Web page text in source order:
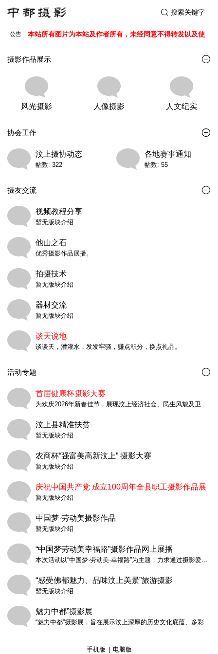
搜索关键字
公告
本站所有图片为本站及作者所有，未经同意不得转发以及使
用
摄影作品展示
风光摄影 人像摄影 人文纪实
协会工作
汶上摄协动态
帖数: 322
各地赛事通知
帖数: 55
摄友交流
视频教程分享
暂无版块介绍
他山之石
优秀摄影作品展播。
拍摄技术
暂无版块介绍
器材交流
暂无版块介绍
谈天说地
谈谈天，灌灌水，发发牢骚，赚点积分，换点礼品。
活动专题
首届健康杯摄影大赛
为欢庆2026年新春佳节，展现汶上经济社会、民生风貌及卫生战线发展成果，特举办汶上县首届“健康杯”迎新春过大年福星摄影进万家摄影大赛活动，挖掘群众向往美好生活的生动实践，通过广泛深入开展群众性摄影活动，记录健康幸福瞬间，展现经济社会发展成果，凝聚社会发展力量，丰富活跃群众文化生活，营造浓厚节庆氛围，增强群众的幸福感，使全县群众过一个文明祥和、健康向上的幸福春节。
汶上县精准扶贫
暂无版块介绍
农商杯“强富美高新汶上” 摄影大赛
暂无版块介绍
庆祝中国共产党 成立100周年全县职工摄影作品展
暂无版块介绍
中国梦·劳动美摄影作品
暂无版块介绍
“中国梦劳动美幸福路”摄影作品网上展播
本次活动以“中国梦·劳动美·幸福路”为主题，力求通过摄影爱好者独特的视角，展示我县在政治、经济、文化、社会和生态建设等方面取得的丰硕成果；展示工人阶级主力军作用和各条战线劳动模范的时代风采；诠释劳动的美丽、劳动的价值、劳动者的自豪与光荣；记录各条战线劳动者辛勤劳动、诚实劳动、创造性劳动的最美瞬间，讴歌新时期劳动群众的火热生活、精神风貌和时代风采；赞美广大职工为实现中华民族伟大复兴的中国梦、建设美丽汶上、追求幸福生活所做的突出贡献。
“感受佛都魅力、品味汶上美景”旅游摄影
暂无版块介绍
魅力中都”摄影展
“魅力中都”摄影展，旨在展示汶上深厚的历史文化底蕴、多彩的城乡新貌、美丽的汶上风光、以及全县人民在县委、县政府正确领导下奋发有为的精神风貌。本次活动共收到上报作品700余幅，展出部分作品，供大家欣赏、交流，水平有限，敬请提出宝贵意见！
手机版 电脑版